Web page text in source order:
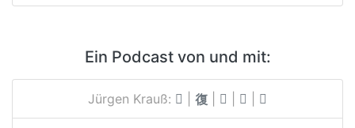
Ein Podcast von und mit:
Jürgen Krauß: